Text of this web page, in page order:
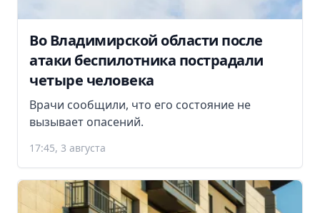
Во Владимирской области после
атаки беспилотника пострадали
четыре человека
Врачи сообщили, что его состояние не
вызывает опасений.
17:45, 3 августа